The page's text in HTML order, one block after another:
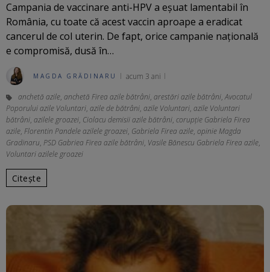
Campania de vaccinare anti-HPV a eșuat lamentabil în
România, cu toate că acest vaccin aproape a eradicat
cancerul de col uterin. De fapt, orice campanie națională
e compromisă, dusă în…
MAGDA GRĂDINARU acum 3 ani
anchetă azile, anchetă Firea azile bătrâni, arestări azile bătrâni,Avocatul
Poporului azile Voluntari, azile de bătrâni, azile Voluntari, azile Voluntari
bătrâni, azilele groazei, Ciolacu demisii azile bătrâni, corupție Gabriela Firea
azile, Florentin Pandele azilele groazei, Gabriela Firea azile, opinie Magda
Gradinaru, PSD Gabriea Firea azile bătrâni, Vasile Bănescu Gabriela Firea azile,
Voluntari azilele groazei
Citește